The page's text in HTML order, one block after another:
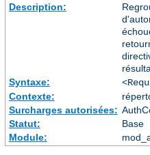
Description:
Syntaxe:
Contexte:
Surcharges autorisées:
Statut:
Base
Module: